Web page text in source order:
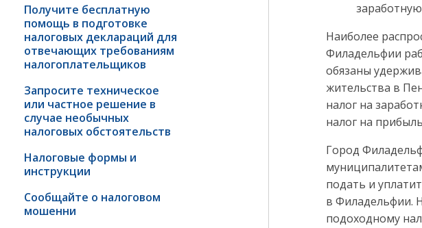
Получите бесплатную
помощь в подготовке
налоговых деклараций для
отвечающих требованиям
налогоплательщиков
Запросите техническое
или частное решение в
случае необычных
налоговых обстоятельств
Налоговые формы и
инструкции
Сообщайте о налоговом
мошенни
Наиболее
Филадельфии
обязаны
жительства в
налог на
налог на
Город
подать и
в Филадельфии.
подоходному